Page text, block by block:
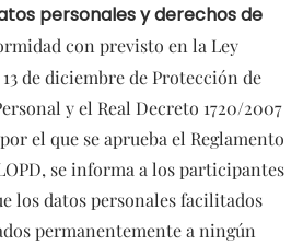
personales y derechos de
con previsto en la Ley
13 de diciembre de Protección de
y el Real Decreto 1720/2007
el que se aprueba el Reglamento
se informa a los participantes
los datos personales facilitados
permanentemente a ningún